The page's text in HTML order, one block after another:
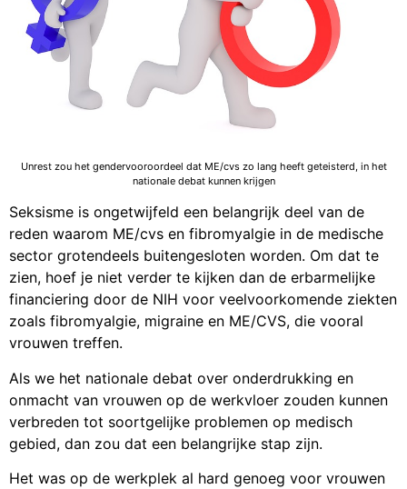
Unrest zou het gendervooroordeel dat ME/cvs zo lang heeft geteisterd, in het
nationale debat kunnen krijgen
Seksisme is ongetwijfeld een belangrijk deel van de
reden waarom ME/cvs en fibromyalgie in de medische
sector grotendeels buitengesloten worden. Om dat te
zien, hoef je niet verder te kijken dan de erbarmelijke
financiering door de NIH voor veelvoorkomende ziekten
zoals fibromyalgie, migraine en ME/CVS, die vooral
vrouwen treffen.
Als we het nationale debat over onderdrukking en
onmacht van vrouwen op de werkvloer zouden kunnen
verbreden tot soortgelijke problemen op medisch
gebied, dan zou dat een belangrijke stap zijn.
Het was op de werkplek al hard genoeg voor vrouwen